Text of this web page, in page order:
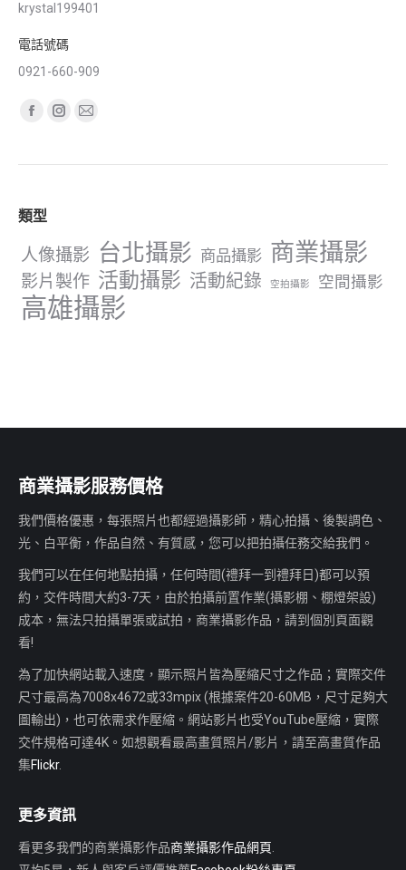
krystal199401
電話號碼
0921-660-909
Find us on:
Facebook
opens
new
Instagram
opens
Mail
opens
window
類型
人像攝影 台北攝影 商品攝影 商業攝影
影片製作 活動攝影 活動紀錄 空拍攝影 空間攝影
高雄攝影
商業攝影服務價格
我們價格優惠，每張照片也都經過攝影師，精心拍攝、後製調色、
光、白平衡，作品自然、有質感，您可以把拍攝任務交給我們。
我們可以在任何地點拍攝，任何時間(禮拜一到禮拜日)都可以預
約，交件時間大約3-7天，由於拍攝前置作業(攝影棚、棚燈架設)
成本，無法只拍攝單張或試拍，商業攝影作品，請到個別頁面觀
看!
為了加快網站載入速度，顯示照片皆為壓縮尺寸之作品；實際交件
尺寸最高為7008x4672或33mpix (根據案件20-60MB，尺寸足夠大
圖輸出)，也可依需求作壓縮。網站影片也受YouTube壓縮，實際
交件規格可達4K。如想觀看最高畫質照片/影片，請至高畫質作品
集Flickr.
更多資訊
看更多我們的商業攝影作品商業攝影作品網頁